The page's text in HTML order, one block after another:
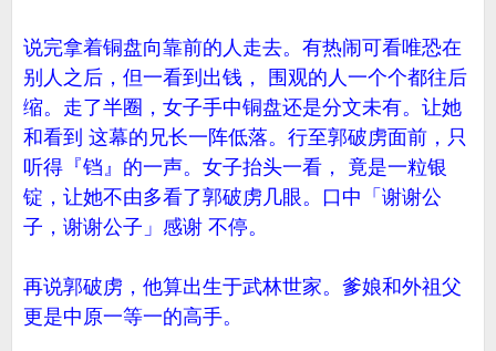
说完拿着铜盘向靠前的人走去。有热闹可看唯恐在
别人之后，但一看到出钱， 围观的人一个个都往后
缩。走了半圈，女子手中铜盘还是分文未有。让她
和看到 这幕的兄长一阵低落。行至郭破虏面前，只
听得『铛』的一声。女子抬头一看， 竟是一粒银
锭，让她不由多看了郭破虏几眼。口中「谢谢公
子，谢谢公子」感谢 不停。
再说郭破虏，他算出生于武林世家。爹娘和外祖父
更是中原一等一的高手。